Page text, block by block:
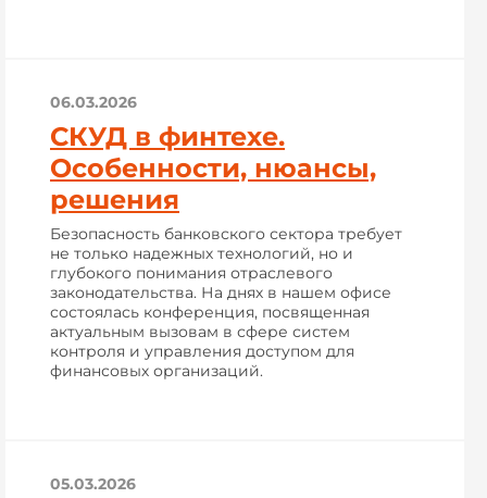
06.03.2026
СКУД в финтехе.
Особенности, нюансы,
решения
Безопасность банковского сектора требует
не только надежных технологий, но и
глубокого понимания отраслевого
законодательства. На днях в нашем офисе
состоялась конференция, посвященная
актуальным вызовам в сфере систем
контроля и управления доступом для
финансовых организаций.
05.03.2026